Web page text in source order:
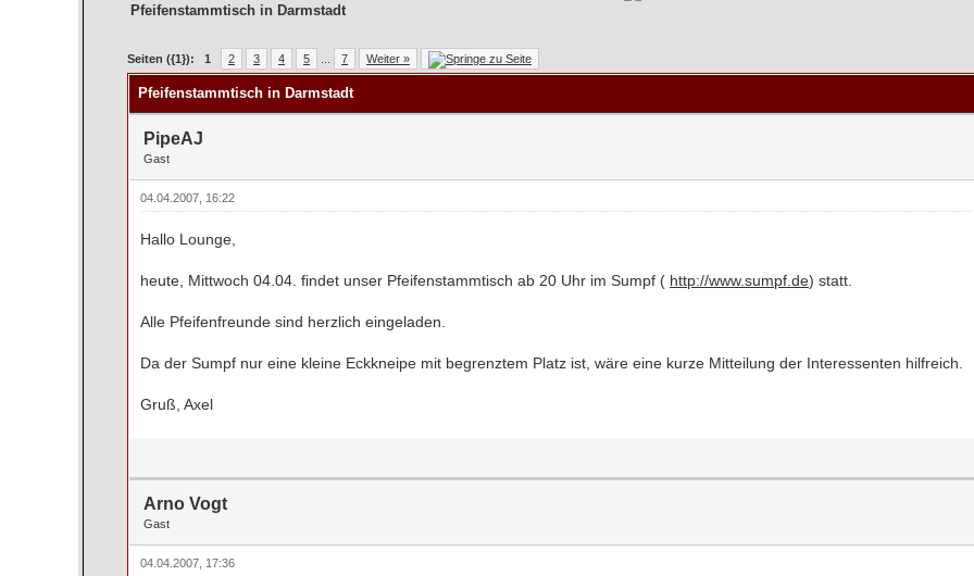
Pfeifenstammtisch in Darmstadt
Seiten ({1}): 1 2 3 4 5 7 Weiter »
0 Bewertung(en) - 0 im Durchschnitt
1
2
3
4
5
Pfeifenstammtisch in Darmstadt
PipeAJ
Gast
04.04.2007, 16:22
Hallo Lounge,
heute, Mittwoch 04.04. findet unser Pfeifenstammtisch ab 20 Uhr im Sumpf ( http://www.sumpf.de) statt.
Alle Pfeifenfreunde sind herzlich eingeladen.
Da der Sumpf nur eine kleine Eckkneipe mit begrenztem Platz ist, wäre eine kurze Mitteilung der Interessenten hilfreich.
Gruß, Axel
Arno Vogt
Gast
04.04.2007, 17:36